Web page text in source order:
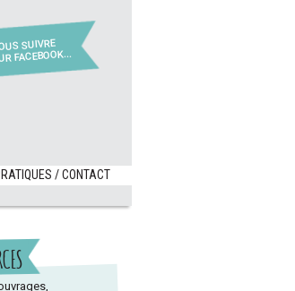
SUIVRE
FACEBOOK...
/ CONTACT